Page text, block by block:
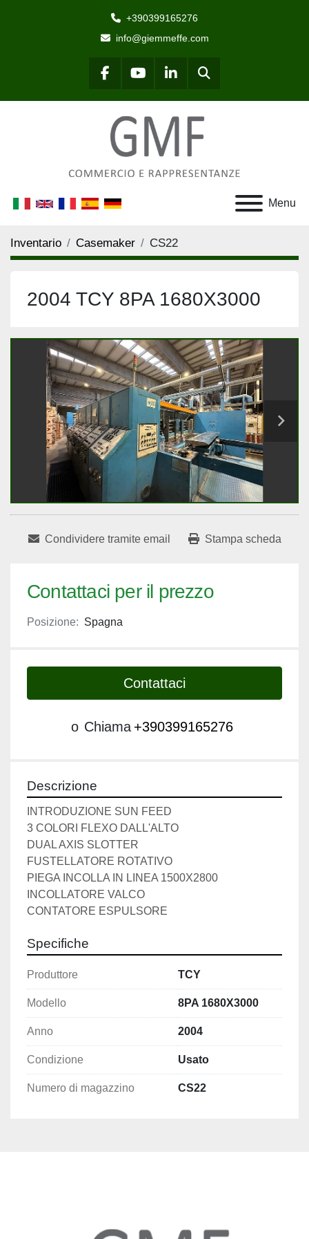
+390399165276
info@giemmeffe.com
facebookyoutubelinkedinCerca
Menu
Inventario Casemaker CS22
2004 TCY 8PA 1680X3000
Condividere tramite email Stampa scheda
Contattaci per il prezzo
Posizione: Spagna
Contattaci
o Chiama +390399165276
Descrizione
INTRODUZIONE SUN FEED
3 COLORI FLEXO DALL'ALTO
DUAL AXIS SLOTTER
FUSTELLATORE ROTATIVO
PIEGA INCOLLA IN LINEA 1500X2800
INCOLLATORE VALCO
CONTATORE ESPULSORE
Specifiche
Produttore TCY
Modello 8PA 1680X3000
Anno 2004
Condizione Usato
Numero di magazzino CS22